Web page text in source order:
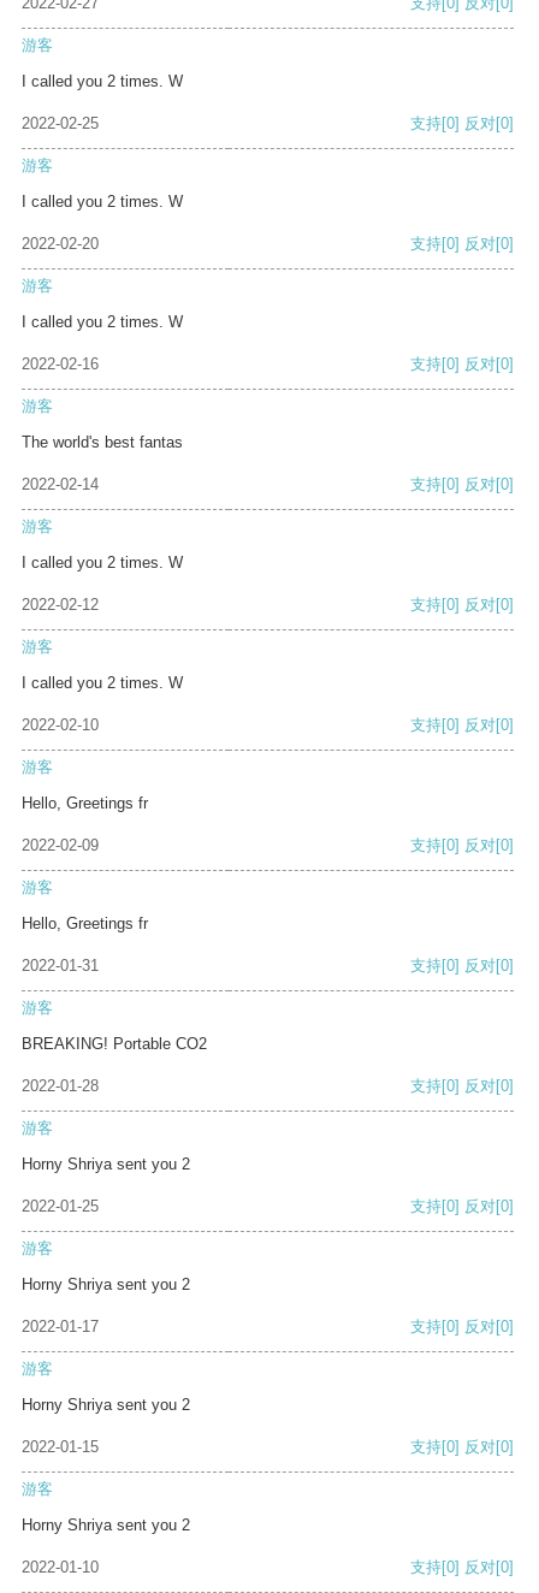
游客
I called you 2 times. W
2022-02-25 支持[0] 反对[0]
游客
I called you 2 times. W
2022-02-20 支持[0] 反对[0]
游客
I called you 2 times. W
2022-02-16 支持[0] 反对[0]
游客
The world's best fantas
2022-02-14 支持[0] 反对[0]
游客
I called you 2 times. W
2022-02-12 支持[0] 反对[0]
游客
I called you 2 times. W
2022-02-10 支持[0] 反对[0]
游客
Hello, Greetings fr
2022-02-09 支持[0] 反对[0]
游客
Hello, Greetings fr
2022-01-31 支持[0] 反对[0]
游客
BREAKING! Portable CO2
2022-01-28 支持[0] 反对[0]
游客
Horny Shriya sent you 2
2022-01-25 支持[0] 反对[0]
游客
Horny Shriya sent you 2
2022-01-17 支持[0] 反对[0]
游客
Horny Shriya sent you 2
2022-01-15 支持[0] 反对[0]
游客
Horny Shriya sent you 2
2022-01-10 支持[0] 反对[0]